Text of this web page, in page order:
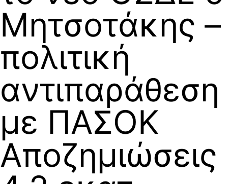
Μητσοτάκης –
πολιτική
αντιπαράθεση
με ΠΑΣΟΚ
Αποζημιώσεις